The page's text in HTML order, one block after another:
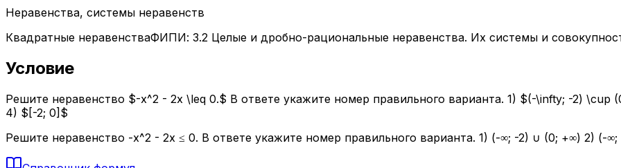
Не­ра­вен­ства, системы неравенств
Квадратные неравенстваФИПИ: 3.2 Целые и дробно-рациональные неравенства. Их системы и
Условие
Решите неравенство $-x^2 - 2x \leq 0.$ В ответе укажите номер правильного варианта. 1) $(-\infty; -2)
4) $[-2; 0]$
Решите неравенство -x^2 - 2x ≤ 0. В ответе укажите номер правильного варианта. 1) (-∞; -2) ∪ (0; +∞) 2) (-